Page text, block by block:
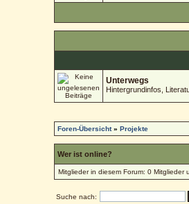
Unterwegs
Hintergrundinfos,
Foren-Übersicht»Projekte
Wer ist online?
Mitglieder in diesem Forum: 0 Mitglieder
Suche nach: